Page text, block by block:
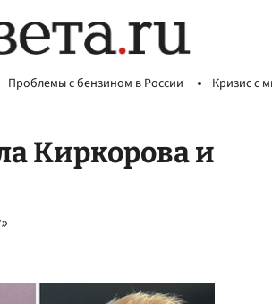
Проблемы с бензином в России Кризис с
Киркорова и